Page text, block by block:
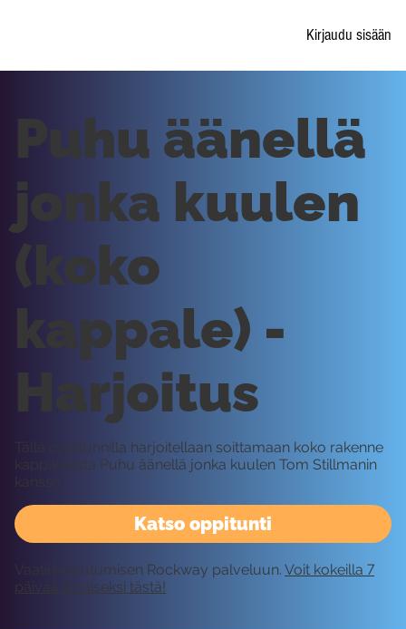
Kirjaudu sisään
Katso oppitunti
Puhu äänellä
jonka kuulen
(koko
kappale) -
Harjoitus
Tällä oppitunnilla harjoitellaan soittamaan koko rakenne
kappaleesta Puhu äänellä jonka kuulen Tom Stillmanin
kanssa.
Vaatii kirjautumisen Rockway palveluun. Voit kokeilla 7
päivää ilmaiseksi tästä!